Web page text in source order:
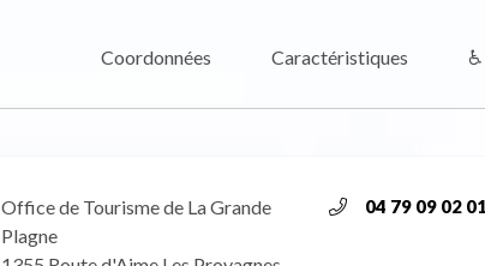
Coordonnées Caractéristiques
Office de Tourisme de La Grande
Plagne
04 79 09 02 01